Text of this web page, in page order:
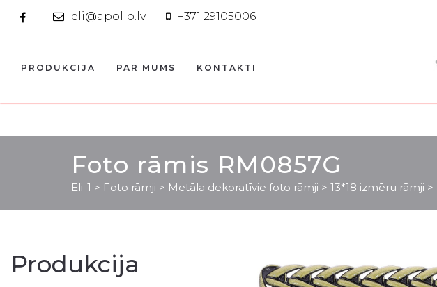
eli@apollo.lv +371 29105006
PRODUKCIJA PAR MUMS KONTAKTI
Foto rāmis RM0857G
Eli-1 > Foto rāmji > Metāla dekoratīvie foto rāmji > 13*18 izmēru rāmji >
Produkcija